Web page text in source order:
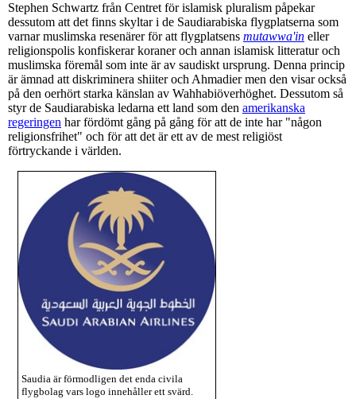
Stephen Schwartz från Centret för islamisk pluralism påpekar
dessutom att det finns skyltar i de Saudiarabiska flygplatserna som
varnar muslimska resenärer för att flygplatsens mutawwa'in eller
religionspolis konfiskerar koraner och annan islamisk litteratur och
muslimska föremål som inte är av saudiskt ursprung. Denna princip
är ämnad att diskriminera shiiter och Ahmadier men den visar också
på den oerhört starka känslan av Wahhabiöverhöghet. Dessutom så
styr de Saudiarabiska ledarna ett land som den amerikanska
regeringen har fördömt gång på gång för att de inte har "någon
religionsfrihet" och för att det är ett av de mest religiöst
förtryckande i världen.
Saudia är förmodligen det enda civila
flygbolag vars logo innehåller ett svärd.